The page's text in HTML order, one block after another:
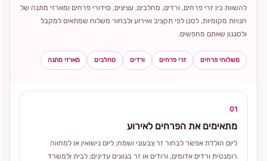
להשוות בין זרי פרחים, ורדים, סחלבים, עציצים, סידורי פרחים ומארזי מתנה של
חנויות מקומיות, לסנן לפי תקציב ואירוע ולבחור משלוח שמתאים למקבל
ולסגנון שאתם מחפשים.
משלוחי פרחים זרי פרחים ורדים סחלבים מארזי מתנה
01
מתאימים את הפרחים לאירוע
ליום הולדת אפשר לבחור זר צבעוני ושמח; ליום נישואין או למחווה
רומנטית ורדים אדומים, ורודים או זר בגוונים עדינים; לבית ולמשרד